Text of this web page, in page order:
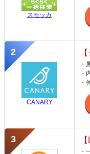
スモッカ
CANARY
・
・
・
・